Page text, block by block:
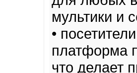
мультики и
•
платформа
что делает